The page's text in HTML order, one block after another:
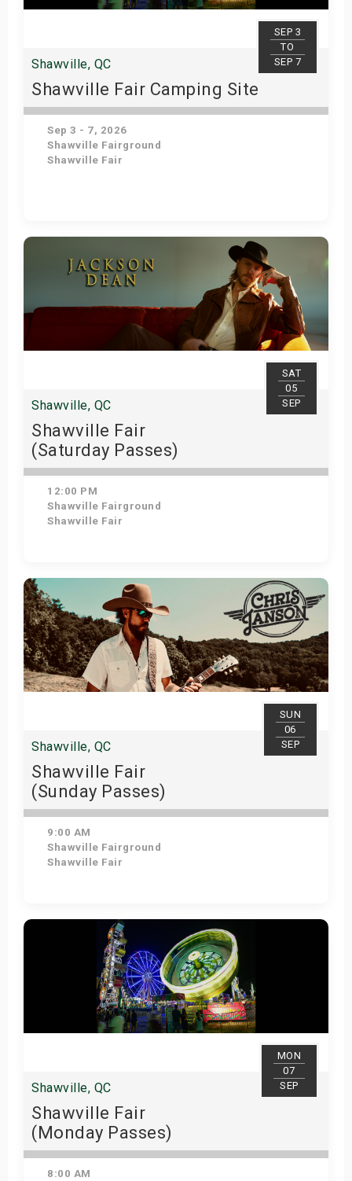
SEP 3
TO
SEP 7
Shawville, QC
Shawville Fair Camping Site
Sep 3 - 7, 2026
Shawville Fairground
Shawville Fair
Get Tickets
SAT
05
SEP
Shawville, QC
Shawville Fair
(Saturday Passes)
12:00 PM
Shawville Fairground
Shawville Fair
Get Tickets
SUN
06
SEP
Shawville, QC
Shawville Fair
(Sunday Passes)
9:00 AM
Shawville Fairground
Shawville Fair
Get Tickets
MON
07
SEP
Shawville, QC
Shawville Fair
(Monday Passes)
8:00 AM